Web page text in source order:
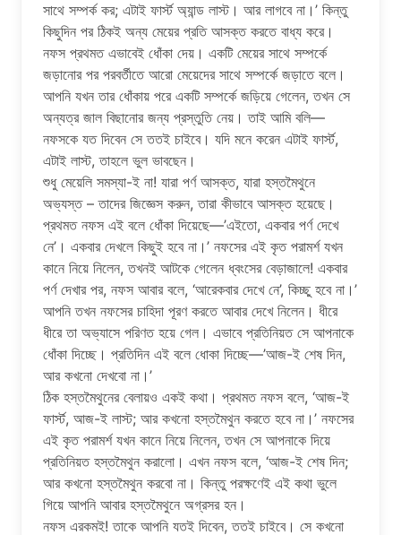
সাথে সম্পর্ক কর; এটাই ফার্স্ট অ্যান্ড লাস্ট। আর লাগবে না।’ কিন্তু
কিছুদিন পর ঠিকই অন্য মেয়ের প্রতি আসক্ত করতে বাধ্য করে।
নফস প্রথমত এভাবেই ধোঁকা দেয়। একটি মেয়ের সাথে সম্পর্কে
জড়ানোর পর পরবর্তীতে আরো মেয়েদের সাথে সম্পর্কে জড়াতে বলে।
আপনি যখন তার ধোঁকায় পরে একটি সম্পর্কে জড়িয়ে গেলেন, তখন সে
অন্যত্র জাল বিছানোর জন্য প্রস্তুতি নেয়। তাই আমি বলি—
নফসকে যত দিবেন সে ততই চাইবে। যদি মনে করেন এটাই ফার্স্ট,
এটাই লাস্ট, তাহলে ভুল ভাবছেন।
শুধু মেয়েলি সমস্যা-ই না! যারা পর্ণ আসক্ত, যারা হস্তমৈথুনে
অভ্যস্ত – তাদের জিজ্ঞেস করুন, তারা কীভাবে আসক্ত হয়েছে।
প্রথমত নফস এই বলে ধোঁকা দিয়েছে—’এইতো, একবার পর্ণ দেখে
নে’। একবার দেখলে কিছুই হবে না।’ নফসের এই কৃত পরামর্শ যখন
কানে নিয়ে নিলেন, তখনই আটকে গেলেন ধ্বংসের বেড়াজালে! একবার
পর্ণ দেখার পর, নফস আবার বলে, ‘আরেকবার দেখে নে’, কিচ্ছু হবে না।’
আপনি তখন নফসের চাহিদা পূরণ করতে আবার দেখে নিলেন। ধীরে
ধীরে তা অভ্যাসে পরিণত হয়ে গেল। এভাবে প্রতিনিয়ত সে আপনাকে
ধোঁকা দিচ্ছে। প্রতিদিন এই বলে ধোকা দিচ্ছে—’আজ-ই শেষ দিন,
আর কখনো দেখবো না।’
ঠিক হস্তমৈথুনের বেলায়ও একই কথা। প্রথমত নফস বলে, ‘আজ-ই
ফার্স্ট, আজ-ই লাস্ট; আর কখনো হস্তমৈথুন করতে হবে না।’ নফসের
এই কৃত পরামর্শ যখন কানে নিয়ে নিলেন, তখন সে আপনাকে দিয়ে
প্রতিনিয়ত হস্তমৈথুন করালো। এখন নফস বলে, ‘আজ-ই শেষ দিন;
আর কখনো হস্তমৈথুন করবো না। কিন্তু পরক্ষণেই এই কথা ভুলে
গিয়ে আপনি আবার হস্তমৈথুনে অগ্রসর হন।
নফস এরকমই! তাকে আপনি যতই দিবেন, ততই চাইবে। সে কখনো